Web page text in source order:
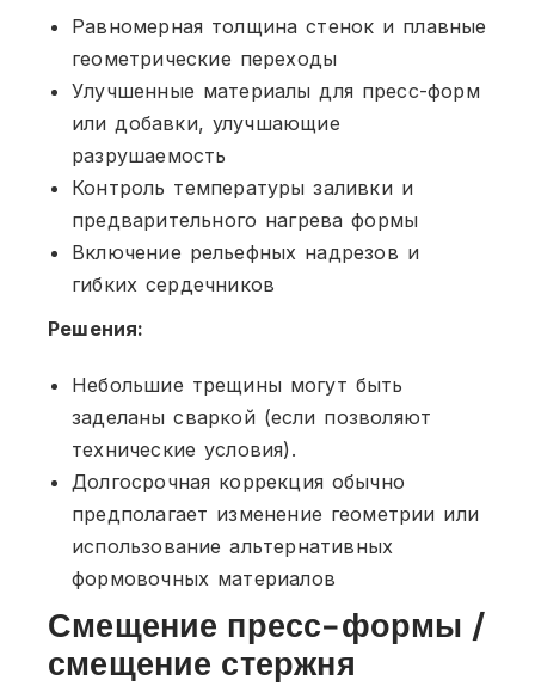
Равномерная толщина стенок и плавные
геометрические переходы
Улучшенные материалы для пресс-форм
или добавки, улучшающие
разрушаемость
Контроль температуры заливки и
предварительного нагрева формы
Включение рельефных надрезов и
гибких сердечников
Решения:
Небольшие трещины могут быть
заделаны сваркой (если позволяют
технические условия).
Долгосрочная коррекция обычно
предполагает изменение геометрии или
использование альтернативных
формовочных материалов
Смещение пресс-формы /
смещение стержня